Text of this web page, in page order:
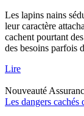
Les lapins nains
leur caractère
cachent pourtant
des besoins parfois
Lire
Nouveauté
Les dangers